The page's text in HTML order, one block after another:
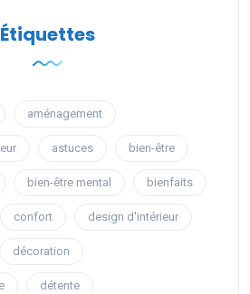
Étiquettes
aménagement
astuces bien-être
bien-être mental bienfaits
confort design d'intérieur
décoration
détente